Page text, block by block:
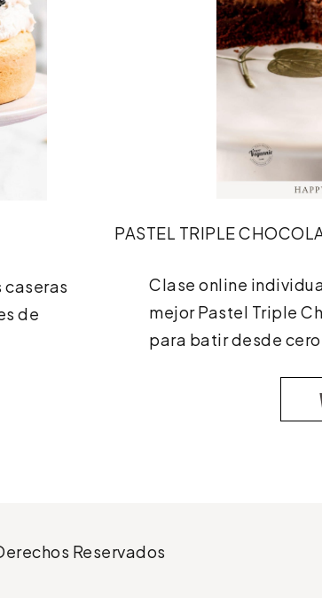
de
PASTEL TRIPLE
Clase online
mejor Pastel Triple
para batir desde
Reservados